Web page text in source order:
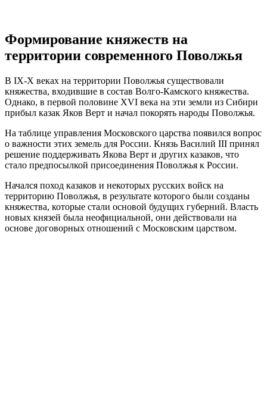
Формирование княжеств на
территории современного Поволжья
В IX-X веках на территории Поволжья существовали
княжества, входившие в состав Волго-Камского княжества.
Однако, в первой половине XVI века на эти земли из Сибири
прибыл казак Яков Верт и начал покорять народы Поволжья.
На таблице управления Московского царства появился вопрос
о важности этих земель для России. Князь Василий III принял
решение поддерживать Якова Верт и других казаков, что
стало предпосылкой присоединения Поволжья к России.
Начался поход казаков и некоторых русских войск на
территорию Поволжья, в результате которого были созданы
княжества, которые стали основой будущих губерний. Власть
новых князей была неофициальной, они действовали на
основе договорных отношений с Московским царством.